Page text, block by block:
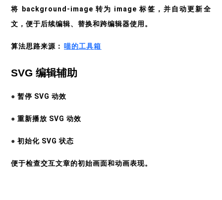
将 background-image 转为 image 标签，并自动更新全
文，便于后续编辑、替换和跨编辑器使用。
算法思路来源： 喵的工具箱
SVG 编辑辅助
● 暂停 SVG 动效
● 重新播放 SVG 动效
● 初始化 SVG 状态
便于检查交互文章的初始画面和动画表现。